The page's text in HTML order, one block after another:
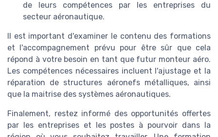
de leurs compétences par les entreprises du
secteur aéronautique.
Il est important d'examiner le contenu des formations
et l'accompagnement prévu pour être sûr que cela
répond à votre besoin en tant que futur monteur aéro.
Les compétences nécessaires incluent l'ajustage et la
réparation de structures aéronefs métalliques, ainsi
que la maitrise des systèmes aéronautiques.
Finalement, restez informé des opportunités offertes
par les entreprises et les postes à pourvoir dans la